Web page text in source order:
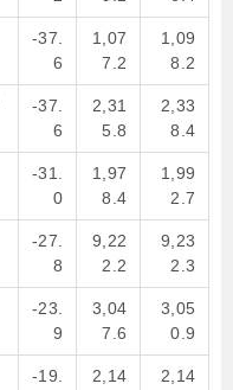
-37.
6
1,07
7.2
1,09
8.2
-37.
6
2,31
5.8
2,33
8.4
-31.
0
1,97
8.4
1,99
2.7
-27.
8
9,22
2.2
9,23
2.3
-23.
9
3,04
7.6
3,05
0.9
-19.
2,14
2,14